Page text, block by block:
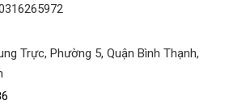
Trực, Phường 5, Quận Bình Thạnh,